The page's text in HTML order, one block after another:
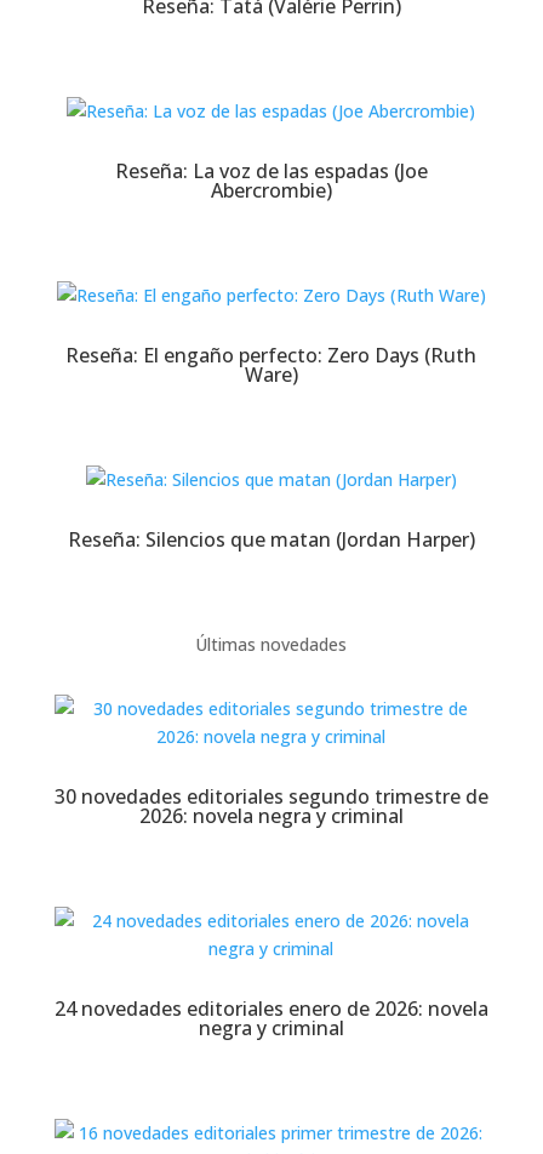
Reseña: Tatá (Valérie Perrin)
Reseña: La voz de las espadas (Joe
Abercrombie)
Reseña: El engaño perfecto: Zero Days (Ruth
Ware)
Reseña: Silencios que matan (Jordan Harper)
Últimas novedades
30 novedades editoriales segundo trimestre de
2026: novela negra y criminal
24 novedades editoriales enero de 2026: novela
negra y criminal